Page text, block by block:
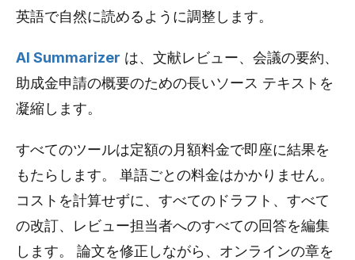
英語で自然に読めるように調整します。
AI Summarizer は、文献レビュー、会議の要約、
助成金申請の概要のための長いソース テキストを
凝縮します。
すべてのツールは定額の月額料金で即座に結果を
もたらします。 単語ごとの料金はかかりません。
コストを計算せずに、すべてのドラフト、すべて
の改訂、レビュー担当者へのすべての回答を編集
します。 論文を修正しながら、オンラインの章を